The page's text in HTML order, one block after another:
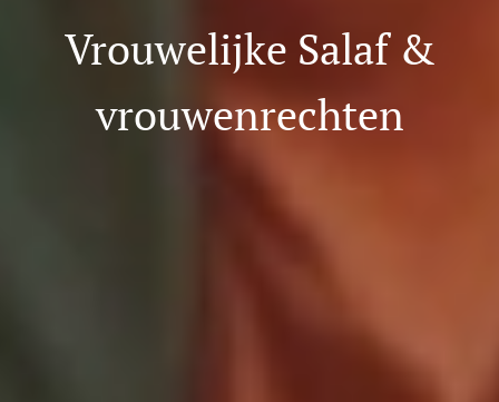
Vrouwelijke Salaf &
vrouwenrechten